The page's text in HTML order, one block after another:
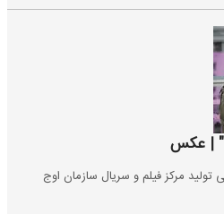
| عکس
تولید مرکز فیلم ‌و سریال سازمان اوج